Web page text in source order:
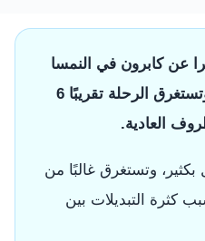
عن كابرون في النمسا
حوالي 525 كم بالسيارة، وتستغرق الرحلة تقريبًا 6
بكثير، وتستغرق غالبًا من
بسبب كثرة التبديلات بين